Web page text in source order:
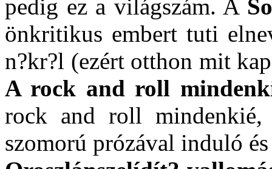
pedig ez a világszám. A
önkritikus embert tuti
n?kr?l (ezért otthon mit
A rock and roll
rock and roll
szomorú prózával induló